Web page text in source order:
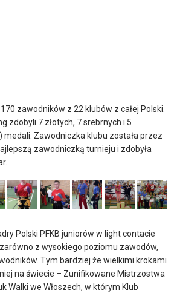
zawodników z 22 klubów z całej Polski.
zdobyli 7 złotych, 7 srebrnych i 5
medali. Zawodniczka klubu została przez
zawodniczką turnieju i zdobyła
Polski PFKB juniorów w light contacie
z wysokiego poziomu zawodów,
Tym bardziej że wielkimi krokami
na świecie – Zunifikowane Mistrzostwa
Walki we Włoszech, w którym Klub